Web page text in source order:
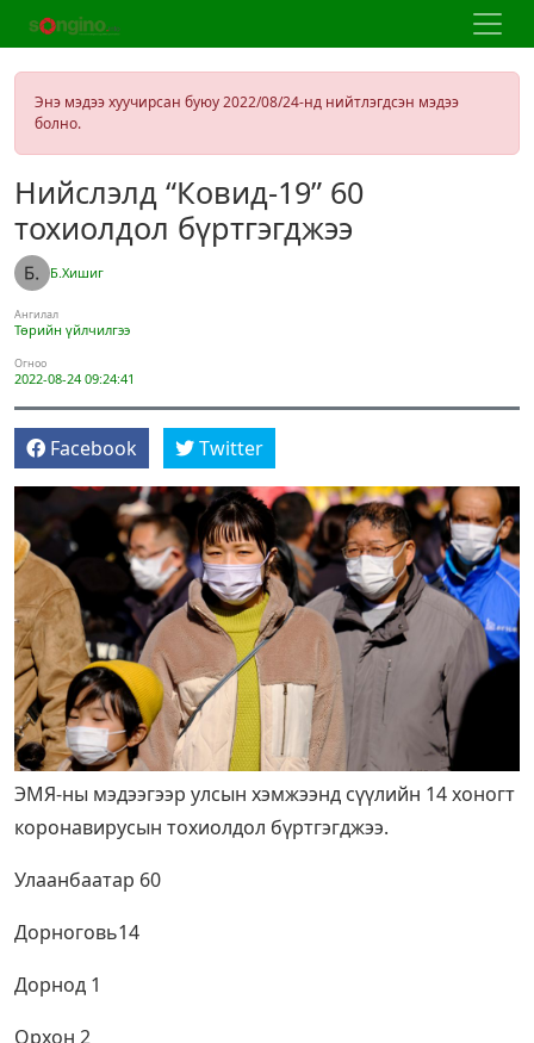
Энэ мэдээ хуучирсан буюу 2022/08/24-нд нийтлэгдсэн мэдээ
болно.
Нийслэлд “Ковид-19” 60
тохиолдол бүртгэгджээ
Б.Хишиг
Ангилал
Төрийн үйлчилгээ
Огноо
2022-08-24 09:24:41
Facebook Twitter
ЭМЯ-ны мэдээгээр улсын хэмжээнд сүүлийн 14 хоногт
коронавирусын тохиолдол бүртгэгджээ.
Улаанбаатар 60
Дорноговь14
Дорнод 1
Орхон 2